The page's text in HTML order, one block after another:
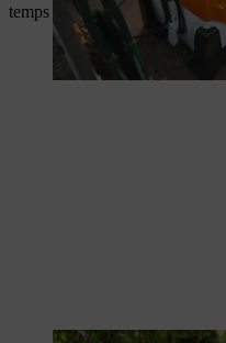
temps d'attente inutiles.